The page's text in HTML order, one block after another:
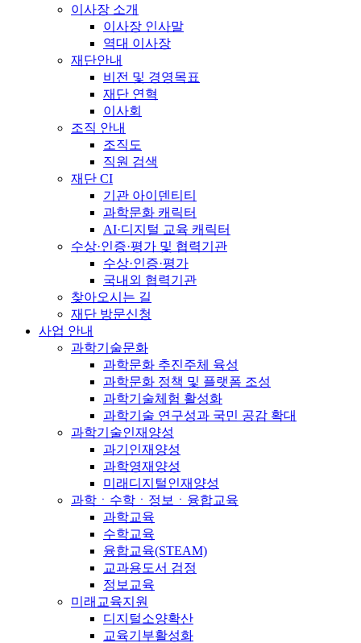
이사장 소개
이사장 인사말
역대 이사장
재단안내
비전 및 경영목표
재단 연혁
이사회
조직 안내
조직도
직원 검색
재단 CI
기관 아이덴티티
과학문화 캐릭터
AI·디지털 교육 캐릭터
수상·인증·평가 및 협력기관
수상·인증·평가
국내외 협력기관
찾아오시는 길
재단 방문신청
사업 안내
과학기술문화
과학문화 추진주체 육성
과학문화 정책 및 플랫폼 조성
과학기술체험 활성화
과학기술 연구성과 국민 공감 확대
과학기술인재양성
과기인재양성
과학영재양성
미래디지털인재양성
과학ㆍ수학ㆍ정보ㆍ융합교육
과학교육
수학교육
융합교육(STEAM)
교과용도서 검정
정보교육
미래교육지원
디지털소양확산
교육기부활성화